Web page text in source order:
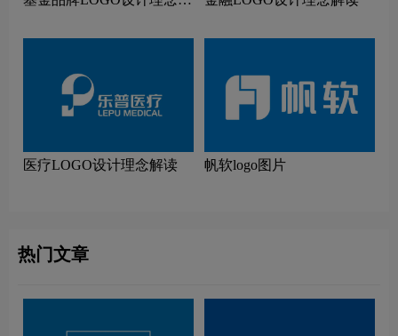
医疗LOGO设计理念解读 帆软logo图片
热门文章